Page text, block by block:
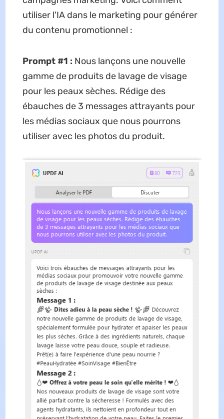
utiliser l'IA dans le marketing pour générer
du contenu promotionnel :
Prompt #1 : Nous lançons une nouvelle
gamme de produits de lavage de visage
pour les peaux sèches. Rédige des
ébauches de 3 messages attrayants pour
les médias sociaux que nous pourrons
utiliser avec les photos du produit.